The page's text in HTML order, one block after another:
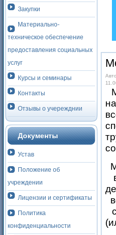
Закупки
Материально-
техническое обеспечение
предоставления социальных
услуг
Курсы и семинары
Контакты
Отзывы о учережднии
Документы
Устав
Положение об
учреждении
Лицензии и сертификаты
Политика
конфиденциальности